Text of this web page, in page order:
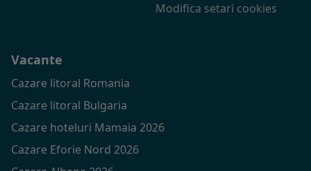
Modifica setari cookies
Vacante
Cazare litoral Romania
Cazare litoral Bulgaria
Cazare hoteluri Mamaia 2026
Cazare Eforie Nord 2026